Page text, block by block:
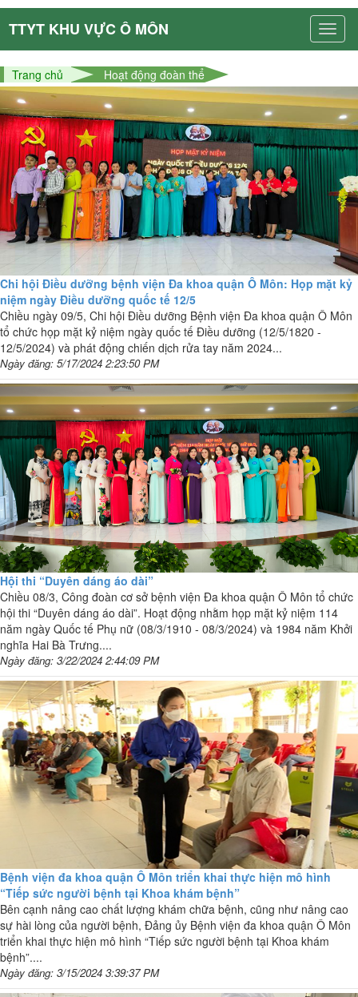
TTYT KHU VỰC Ô MÔN
Trang chủ Hoạt động đoàn thể
Chi hội Điều dưỡng bệnh viện Đa khoa quận Ô Môn: Họp mặt kỷ
niệm ngày Điều dưỡng quốc tế 12/5
Chiều ngày 09/5, Chi hội Điều dưỡng Bệnh viện Đa khoa quận Ô Môn
tổ chức họp mặt kỷ niệm ngày quốc tế Điều dưỡng (12/5/1820 -
12/5/2024) và phát động chiến dịch rửa tay năm 2024...
Ngày đăng: 5/17/2024 2:23:50 PM
Hội thi “Duyên dáng áo dài”
Chiều 08/3, Công đoàn cơ sở bệnh viện Đa khoa quận Ô Môn tổ chức
hội thi “Duyên dáng áo dài”. Hoạt động nhằm họp mặt kỷ niệm 114
năm ngày Quốc tế Phụ nữ (08/3/1910 - 08/3/2024) và 1984 năm Khởi
nghĩa Hai Bà Trưng....
Ngày đăng: 3/22/2024 2:44:09 PM
Bệnh viện đa khoa quận Ô Môn triển khai thực hiện mô hình
“Tiếp sức người bệnh tại Khoa khám bệnh”
Bên cạnh nâng cao chất lượng khám chữa bệnh, cũng như nâng cao
sự hài lòng của người bệnh, Đảng ủy Bệnh viện đa khoa quận Ô Môn
triển khai thực hiện mô hình “Tiếp sức người bệnh tại Khoa khám
bệnh”....
Ngày đăng: 3/15/2024 3:39:37 PM